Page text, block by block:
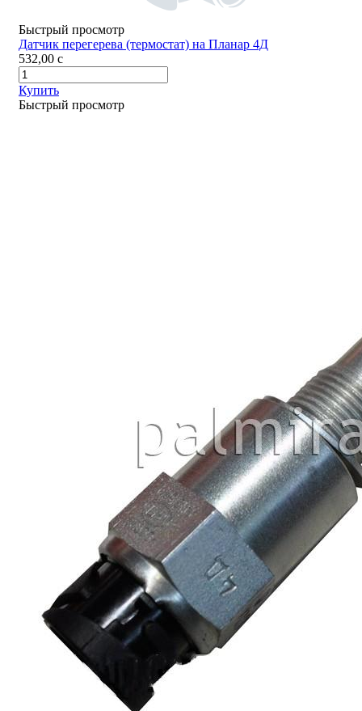
Быстрый просмотр
Датчик перегерева (термостат) на Планар 4Д
532,00 c
Купить
Быстрый просмотр